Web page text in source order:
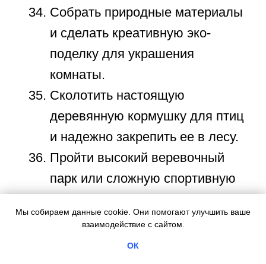
Самые
Sirius Future
Курсы для
дошкольников
4-6 лет от 1 155 ₽/занятие
Занятия в игровой форме, гибкий график
занятий и удобная онлайн-платформа.
Мы собираем данные cookie. Они помогают улучшить ваше
взаимодействие с сайтом.
ОК